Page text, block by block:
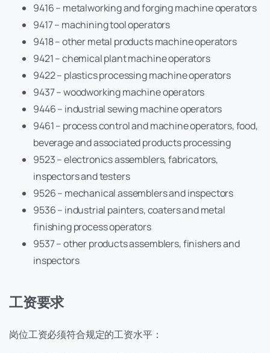
9416 – metalworking and forging machine operators
9417 – machining tool operators
9418 – other metal products machine operators
9421 – chemical plant machine operators
9422 – plastics processing machine operators
9437 – woodworking machine operators
9446 – industrial sewing machine operators
9461 – process control and machine operators, food,
beverage and associated products processing
9523 – electronics assemblers, fabricators,
inspectors and testers
9526 – mechanical assemblers and inspectors
9536 – industrial painters, coaters and metal
finishing process operators
9537 – other products assemblers, finishers and
inspectors
工资要求
岗位工资必须符合规定的工资水平：